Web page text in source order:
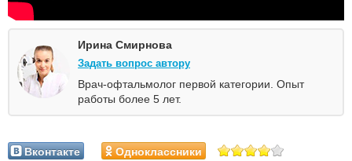
Ирина Смирнова
Задать вопрос автору
Врач-офтальмолог первой категории. Опыт
работы более 5 лет.
Вконтакте Одноклассники